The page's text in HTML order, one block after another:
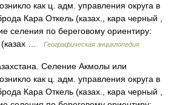
как ц. адм. управления округа в
Кара Откель (казах., кара черный ,
селения по береговому ориентиру:
(казах …
Географическая энциклопедия
Селение Акмолы или
как ц. адм. управления округа в
Кара Откель (казах., кара черный ,